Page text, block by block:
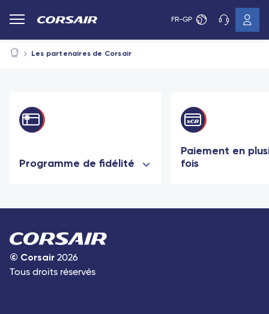
FR-GP
Les partenaires de Corsair
Programme de fidélité
Paiement en
fois
© Corsair 2026
Tous droits réservés